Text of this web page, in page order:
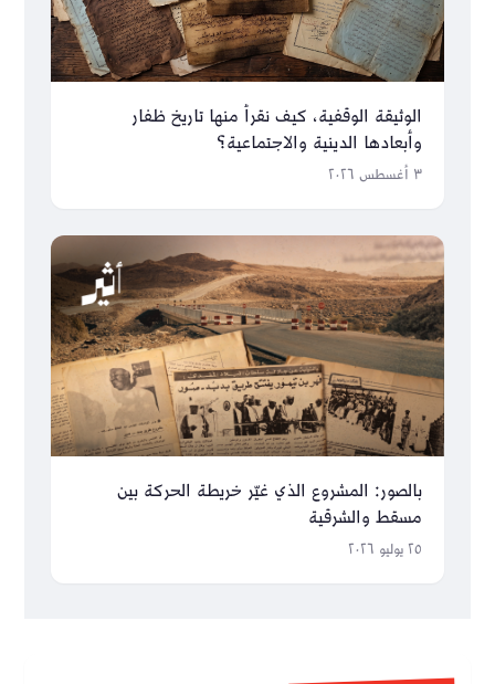
الوثيقة الوقفية، كيف نقرأ منها تاريخ ظفار
وأبعادها الدينية والاجتماعية؟
٣ أغسطس ٢٠٢٦
بالصور: المشروع الذي غيّر خريطة الحركة بين
مسقط والشرقية
٢٥ يوليو ٢٠٢٦